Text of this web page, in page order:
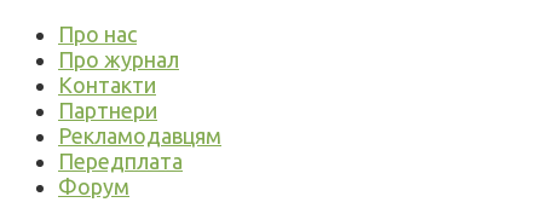
Про нас
Про журнал
Контакти
Партнери
Рекламодавцям
Передплата
Форум